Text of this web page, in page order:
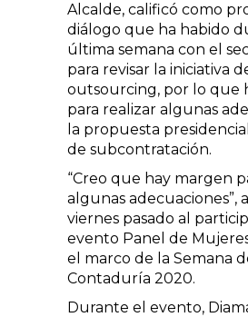
Alcalde, calificó como
diálogo que ha habido
última semana con el
para revisar la iniciativa
outsourcing, por lo que
para realizar algunas
la propuesta
de subcontratación.
“Creo que hay margen
algunas adecuaciones”,
viernes pasado al
evento Panel de
el marco de la Semana
Contaduría 2020.
Durante el evento,